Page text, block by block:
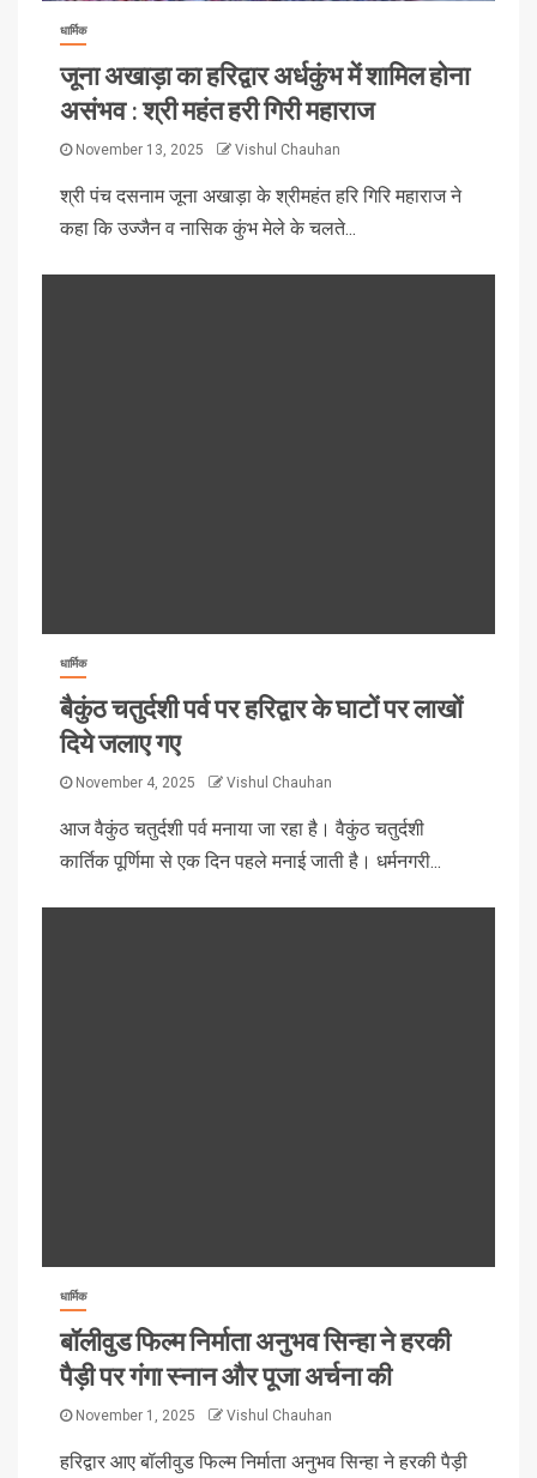
धार्मिक
जूना अखाड़ा का हरिद्वार अर्धकुंभ में शामिल होना
असंभव : श्री महंत हरी गिरी महाराज
November 13, 2025 Vishul Chauhan
श्री पंच दसनाम जूना अखाड़ा के श्रीमहंत हरि गिरि महाराज ने
कहा कि उज्जैन व नासिक कुंभ मेले के चलते...
धार्मिक
बैकुंठ चतुर्दशी पर्व पर हरिद्वार के घाटों पर लाखों
दिये जलाए गए
November 4, 2025 Vishul Chauhan
आज वैकुंठ चतुर्दशी पर्व मनाया जा रहा है। वैकुंठ चतुर्दशी
कार्तिक पूर्णिमा से एक दिन पहले मनाई जाती है। धर्मनगरी...
धार्मिक
बॉलीवुड फिल्म निर्माता अनुभव सिन्हा ने हरकी
पैड़ी पर गंगा स्नान और पूजा अर्चना की
November 1, 2025 Vishul Chauhan
हरिद्वार आए बॉलीवुड फिल्म निर्माता अनुभव सिन्हा ने हरकी पैड़ी